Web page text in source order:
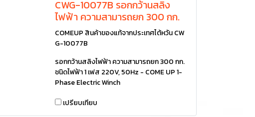
CWG-10077B รอกกว้านสลิง
ไฟฟ้า ความสามารถยก 300 กก.
COMEUP สินค้าของแท้จากประเทศไต้หวัน CW
G-10077B
รอกกว้านสลิงไฟฟ้า ความสามารถยก 300 กก.
ชนิดไฟฟ้า 1 เฟส 220V, 50Hz - COME UP 1-
Phase Electric Winch
เปรียบเทียบ